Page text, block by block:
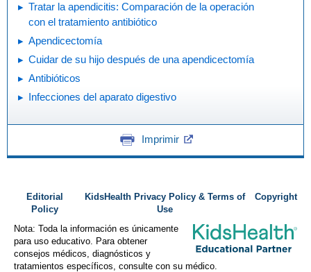
Tratar la apendicitis: Comparación de la operación
con el tratamiento antibiótico
Apendicectomía
Cuidar de su hijo después de una apendicectomía
Antibióticos
Infecciones del aparato digestivo
Imprimir
Editorial
Policy
KidsHealth Privacy Policy & Terms of
Use
Copyright
Nota: Toda la información es únicamente
para uso educativo. Para obtener
consejos médicos, diagnósticos y
tratamientos específicos, consulte con su médico.